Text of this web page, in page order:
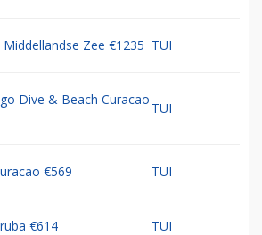
Zee €1235 TUI
Dive & Beach Curacao
TUI
€569 TUI
€614 TUI